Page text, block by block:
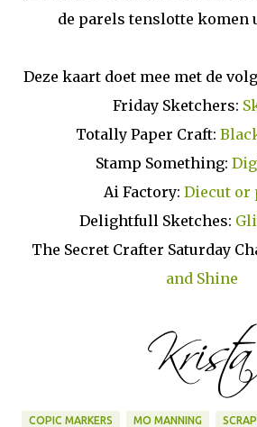
de parels tenslotte komen
Deze kaart doet mee met de
Friday Sketchers:
Totally Paper Craft:
Stamp Something:
Ai Factory: Diecut or
Delightfull Sketches:
The Secret Crafter Saturday
and Shine
COPIC MARKERS MO MANNING